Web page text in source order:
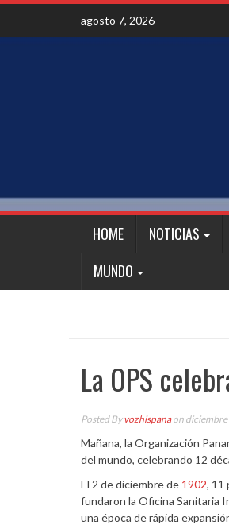
Skip
content
agosto 7, 2026
HOME NOTICIAS
MUNDO
La OPS
Posted Byvozhispanaon diciembre
Mañana, la Organización
del mundo, celebrando 12
El 2 de diciembre de 1902, 11
fundaron la Oficina Sanitaria
una época de rápida